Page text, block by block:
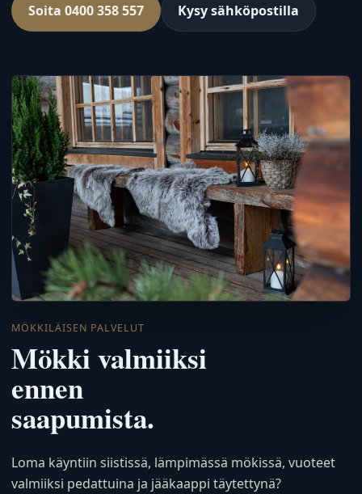
Soita 0400 358 557 Kysy sähköpostilla
MÖKKILÄISEN PALVELUT
Mökki valmiiksi
ennen
saapumista.
Loma käyntiin siistissä, lämpimässä mökissä, vuoteet
valmiiksi pedattuina ja jääkaappi täytettynä?